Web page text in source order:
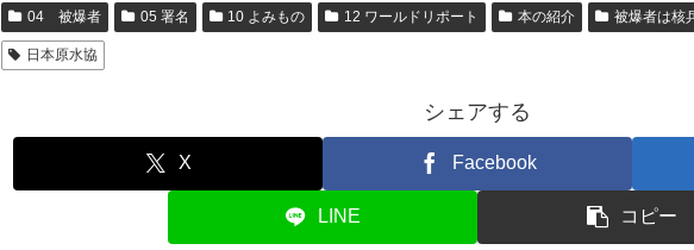
04 被爆者 05 署名 10 よみもの 12 ワールドリポート 本の紹介 被爆者は核
日本原水協
シェアする
X Facebook
LINE コピー